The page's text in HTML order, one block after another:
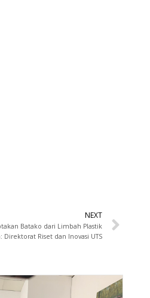
NEXT
Batako dari Limbah Plastik
Direktorat Riset dan Inovasi UTS